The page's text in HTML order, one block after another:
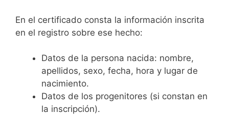
En el certificado consta la información inscrita
en el registro sobre ese hecho:
Datos de la persona nacida: nombre,
apellidos, sexo, fecha, hora y lugar de
nacimiento.
Datos de los progenitores (si constan en
la inscripción).